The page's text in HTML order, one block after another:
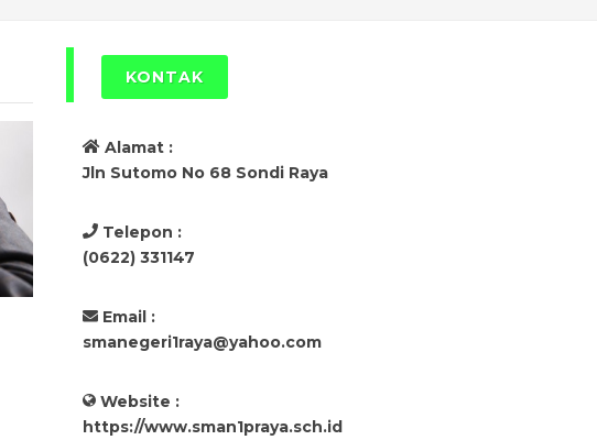
KONTAK
Alamat :
Jln Sutomo No 68 Sondi Raya
Telepon :
(0622) 331147
Email :
smanegeri1raya@yahoo.com
Website :
https://www.sman1praya.sch.id